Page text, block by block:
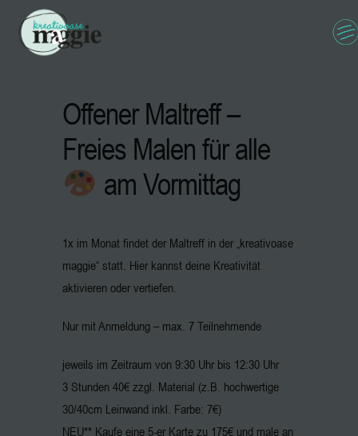
Offener Maltreff –
Freies Malen für alle
am Vormittag
1x im Monat findet der Maltreff in der „kreativoase
maggie“ statt. Hier kannst deine Kreativität
aktivieren oder vertiefen.
Nur mit Anmeldung – max. 7 Teilnehmende
jeweils im Zeitraum von 9:30 Uhr bis 12:30 Uhr
3 Stunden 40€ zzgl. Material (z.B. hochwertige
30/40cm Leinwand inkl. Farbe: 7€)
NEU** Kaufe eine 5-er Karte zu 175€ und male an